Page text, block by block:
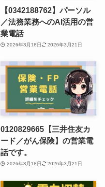
【0342188762】パーソル
／法務業務へのAI活用の営
業電話
2026年3月18日 2026年3月21日
0120829665【三井住友カ
ード／がん保険】の営業電
話です。
2026年3月18日 2026年3月21日